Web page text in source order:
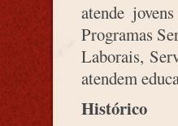
atende
Programas
Laborais,
atendem
Histórico